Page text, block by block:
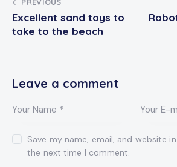
Post
navigation
Excellent sand toys to
take to the beach
Leave a comment
Save my name, email, and website
the next time I comment.